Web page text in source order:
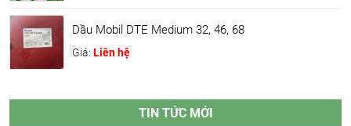
Dầu Mobil DTE Medium 32, 46, 68
Giá: Liên hệ
TIN TỨC MỚI